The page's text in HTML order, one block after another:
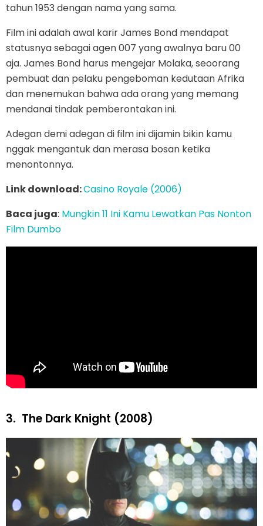
tahun 1953 dengan nama yang sama.
Film ini adalah awal karir James Bond mendapat
statusnya sebagai agen 007 yang awalnya baru 00
aja. James Bond harus mengejar Molaka, seoorang
pembuat dan pelaku pengeboman kedutaan Afrika
dan menemukan bahwa ada orang yang memang
mendanai tindak pemberontakan ini.
Adegan demi adegan di film ini dijamin bikin kamu
nggak mengantuk dan merasa bosan ketika
menontonnya.
Link download:Casino Royale (2006)
Baca juga: Mungkin 11 Ini Kamu Lewatkan Pas Nonton
Film Dumbo
3. The Dark Knight (2008)